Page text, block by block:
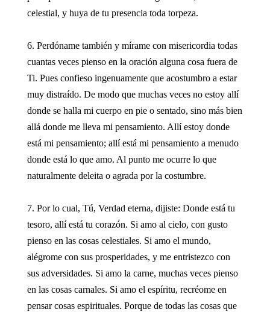
celestial, y huya de tu presencia toda torpeza.
6. Perdóname también y mírame con misericordia todas
cuantas veces pienso en la oración alguna cosa fuera de
Ti. Pues confieso ingenuamente que acostumbro a estar
muy distraído. De modo que muchas veces no estoy allí
donde se halla mi cuerpo en pie o sentado, sino más bien
allá donde me lleva mi pensamiento. Allí estoy donde
está mi pensamiento; allí está mi pensamiento a menudo
donde está lo que amo. Al punto me ocurre lo que
naturalmente deleita o agrada por la costumbre.
7. Por lo cual, Tú, Verdad eterna, dijiste: Donde está tu
tesoro, allí está tu corazón. Si amo al cielo, con gusto
pienso en las cosas celestiales. Si amo el mundo,
alégrome con sus prosperidades, y me entristezco con
sus adversidades. Si amo la carne, muchas veces pienso
en las cosas carnales. Si amo el espíritu, recréome en
pensar cosas espirituales. Porque de todas las cosas que